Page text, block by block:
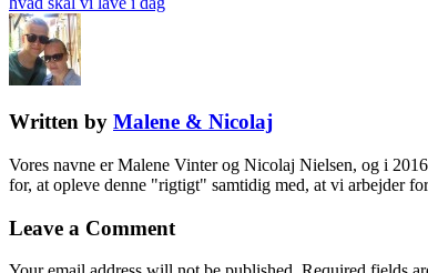
Written by Malene & Nicolaj
Vores navne er Malene Vinter og Nicolaj Nielsen, og i
for, at opleve denne "rigtigt" samtidig med, at vi arbejder
Leave a Comment